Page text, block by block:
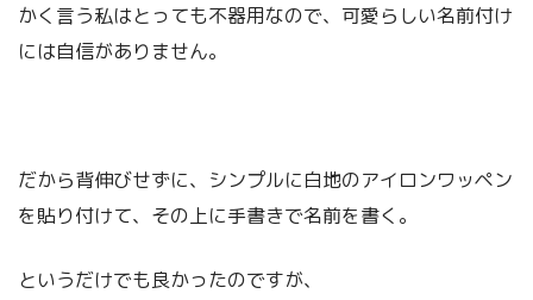
かく言う私はとっても不器用なので、可愛らしい名前付け
には自信がありません。
だから背伸びせずに、シンプルに白地のアイロンワッペン
を貼り付けて、その上に手書きで名前を書く。
というだけでも良かったのですが、